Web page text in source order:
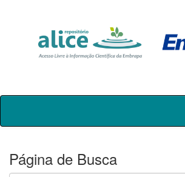
Skip
Página de Busca